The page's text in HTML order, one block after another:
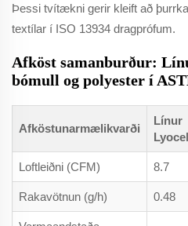
Þessi tvítækni gerir kleift að
textílar í ISO 13934 dragprófum.
Afköst samanburður:
bómull og polyester í
Afköstunarmælikvarði
Línur
Loftleiðni (CFM) 8.7
Rakavötnun (g/h) 0.48